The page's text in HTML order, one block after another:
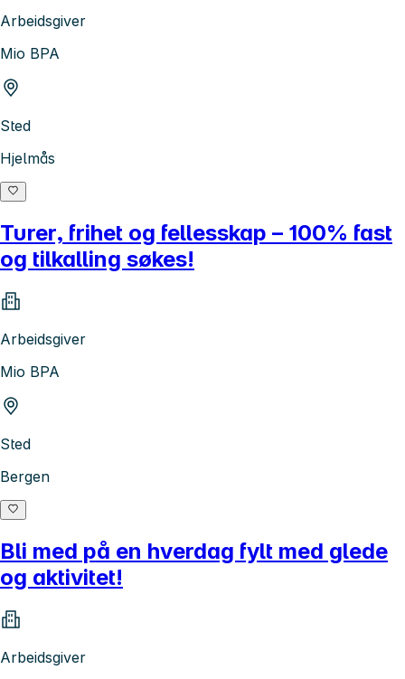
Arbeidsgiver
Mio BPA
Sted
Hjelmås
Turer, frihet og fellesskap – 100% fast
og tilkalling søkes!
Arbeidsgiver
Mio BPA
Sted
Bergen
Bli med på en hverdag fylt med glede
og aktivitet!
Arbeidsgiver